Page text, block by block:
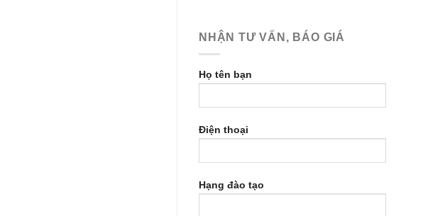
NHẬN TƯ VẤN, BÁO GIÁ
Họ tên bạn
Điện thoại
Hạng đào tạo